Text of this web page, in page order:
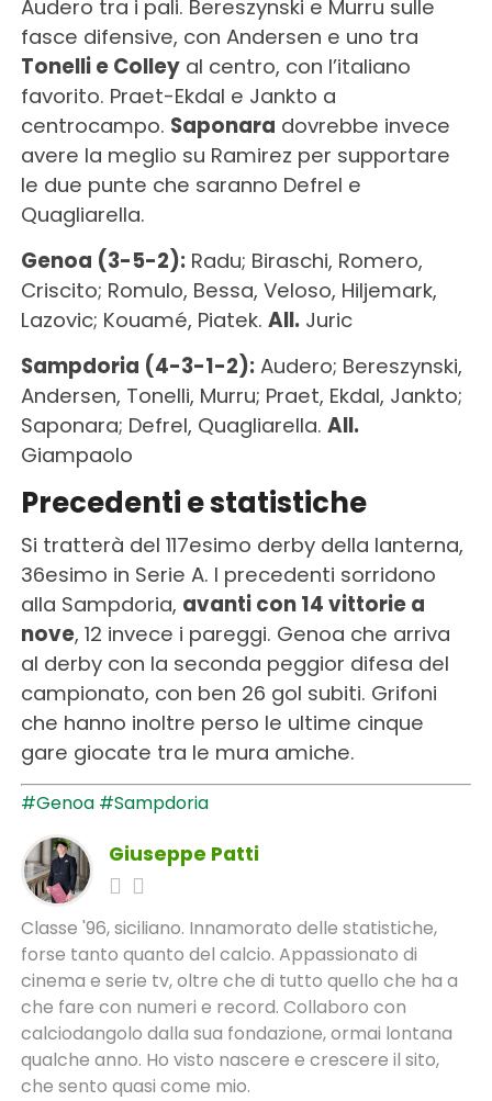
Audero tra i pali. Bereszynski e Murru sulle
fasce difensive, con Andersen e uno tra
Tonelli e Colleyal centro, con l’italiano
favorito. Praet-Ekdal e Jankto a
centrocampo. Saponara dovrebbe invece
avere la meglio su Ramirez per supportare
le due punte che saranno Defrel e
Quagliarella.
Genoa (3-5-2):Radu; Biraschi, Romero,
Criscito; Romulo, Bessa, Veloso, Hiljemark,
Lazovic; Kouamé, Piatek. All. Juric
Sampdoria (4-3-1-2):Audero; Bereszynski,
Andersen, Tonelli, Murru; Praet, Ekdal, Jankto;
Saponara; Defrel, Quagliarella. All.
Giampaolo
Precedenti e statistiche
Si tratterà del 117esimo derby della lanterna,
36esimo in Serie A. I precedenti sorridono
alla Sampdoria, avanti con 14 vittorie a
nove, 12 invece i pareggi. Genoa che arriva
al derby con la seconda peggior difesa del
campionato, con ben 26 gol subiti. Grifoni
che hanno inoltre perso le ultime cinque
gare giocate tra le mura amiche.
#Genoa #Sampdoria
Giuseppe Patti
Classe '96, siciliano. Innamorato delle statistiche,
forse tanto quanto del calcio. Appassionato di
cinema e serie tv, oltre che di tutto quello che ha a
che fare con numeri e record. Collaboro con
calciodangolo dalla sua fondazione, ormai lontana
qualche anno. Ho visto nascere e crescere il sito,
che sento quasi come mio.